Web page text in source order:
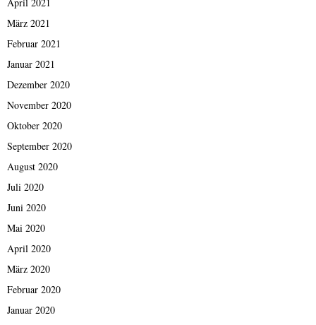
April 2021
März 2021
Februar 2021
Januar 2021
Dezember 2020
November 2020
Oktober 2020
September 2020
August 2020
Juli 2020
Juni 2020
Mai 2020
April 2020
März 2020
Februar 2020
Januar 2020